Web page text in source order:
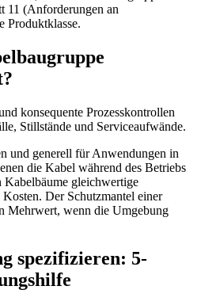
(Anforderungen an
Produktklasse.
konsequente Prozesskontrollen
Stillstände und Serviceaufwände.
und generell für Anwendungen in
die Kabel während des Betriebs
gleichwertige
Der Schutzmantel einer
Mehrwert, wenn die Umgebung
spezifizieren: 5-